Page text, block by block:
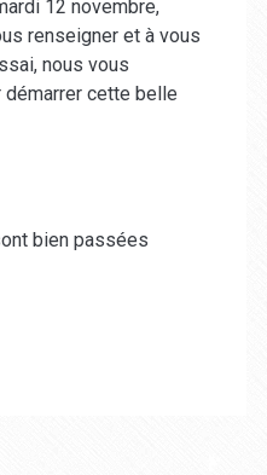
12 novembre,
renseigner et à vous
nous vous
démarrer cette belle
bien passées